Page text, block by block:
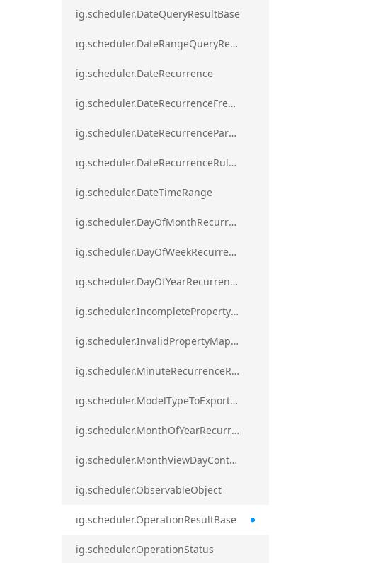
ig.scheduler.DateQueryResultBase
ig.scheduler.DateRangeQueryResultBase
ig.scheduler.DateRecurrence
ig.scheduler.DateRecurrenceFrequency
ig.scheduler.DateRecurrenceParseError
ig.scheduler.DateRecurrenceRuleBase
ig.scheduler.DateTimeRange
ig.scheduler.DayOfMonthRecurrenceRule
ig.scheduler.DayOfWeekRecurrenceRule
ig.scheduler.DayOfYearRecurrenceRule
ig.scheduler.IncompletePropertyMappingsError`1
ig.scheduler.InvalidPropertyMappingError`1
ig.scheduler.MinuteRecurrenceRule
ig.scheduler.ModelTypeToExportClassMap
ig.scheduler.MonthOfYearRecurrenceRule
ig.scheduler.MonthViewDayContentDisplayMode
ig.scheduler.ObservableObject
ig.scheduler.OperationResultBase
ig.scheduler.OperationStatus